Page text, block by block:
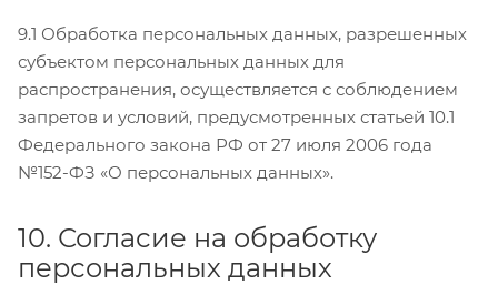
9.1 Обработка персональных данных, разрешенных
субъектом персональных данных для
распространения, осуществляется с соблюдением
запретов и условий, предусмотренных статьей 10.1
Федерального закона РФ от 27 июля 2006 года
№152-ФЗ «О персональных данных».
10. Согласие на обработку
персональных данных